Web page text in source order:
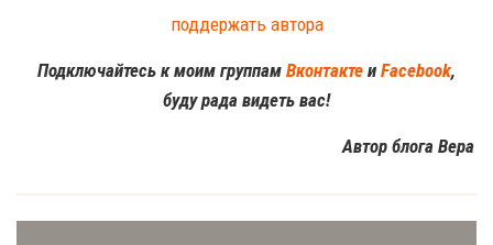
поддержать автора
Подключайтесь к моим группам Вконтакте и Facebook,
буду рада видеть вас!
Автор блога Вера